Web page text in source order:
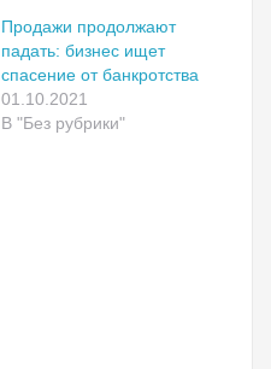
Продажи продолжают
падать: бизнес ищет
спасение от банкротства
01.10.2021
В "Без рубрики"